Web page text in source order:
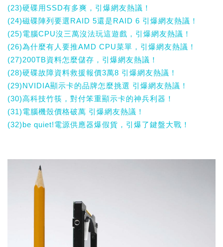
(23)硬碟用SSD有多爽，引爆網友熱議！
(24)磁碟陣列要選RAID 5還是RAID 6 引爆網友熱議！
(25)電腦CPU沒三萬沒法玩這遊戲，引爆網友熱議！
(26)為什麼有人要推AMD CPU菜單，引爆網友熱議！
(27)200TB資料怎麼儲存，引爆網友熱議！
(28)硬碟故障資料救援報價3萬8 引爆網友熱議！
(29)NVIDIA顯示卡的品牌怎麼挑選 引爆網友熱議！
(30)高科技竹筷，對付笨重顯示卡的神兵利器！
(31)電腦機殼價格破萬 引爆網友熱議！
(32)be quiet!電源供應器爆假貨，引爆了鍵盤大戰！